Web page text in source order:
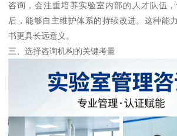
咨询，会注重培养实验室内部的人才队伍
后，能够自主维护体系的持续改进。这种能
书更具长远意义。
三、选择咨询机构的关键考量